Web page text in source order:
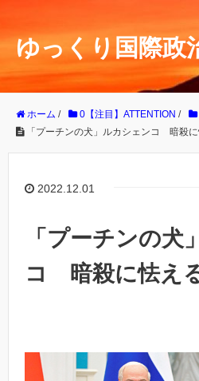
ゆっくり国際政
ホーム / 0【注目】ATTENTION /
「プーチンの犬」ルカシェンコ 暗殺
2022.12.01
「プーチンの犬
コ 暗殺に怯え